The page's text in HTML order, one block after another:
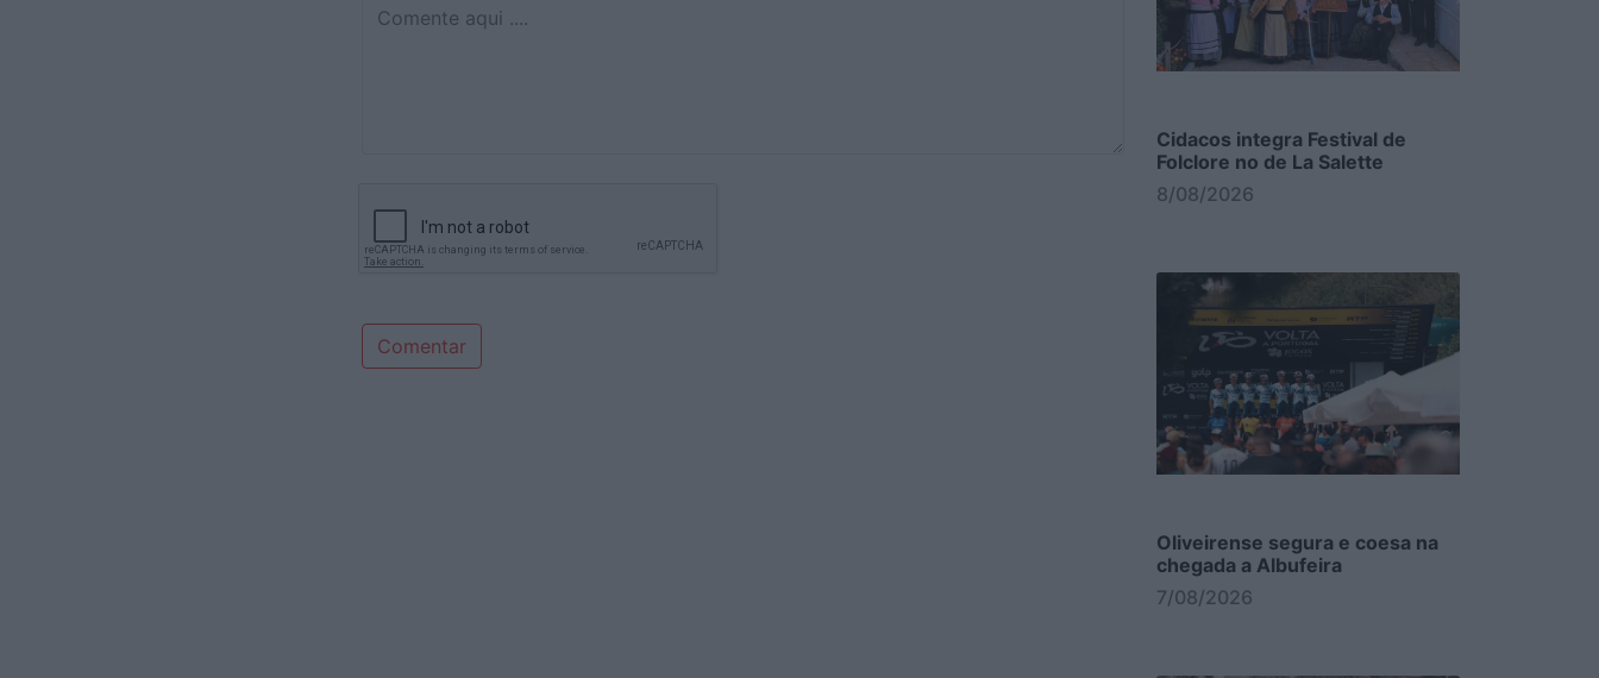
Comentar
Cidacos integra Festival de
Folclore no de La Salette
8/08/2026
Oliveirense segura e coesa na
chegada a Albufeira
7/08/2026